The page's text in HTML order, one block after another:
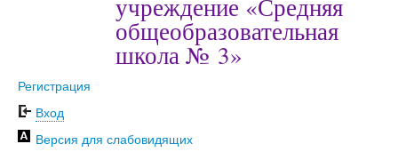
учреждение «Средняя
общеобразовательная
школа № 3»
Регистрация
Вход
Версия для слабовидящих